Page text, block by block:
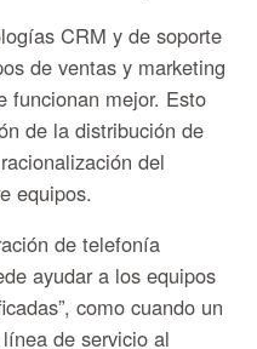
CRM y de soporte
de ventas y marketing
funcionan mejor. Esto
de la distribución de
del
equipos.
de telefonía
ayudar a los equipos
como cuando un
de servicio al